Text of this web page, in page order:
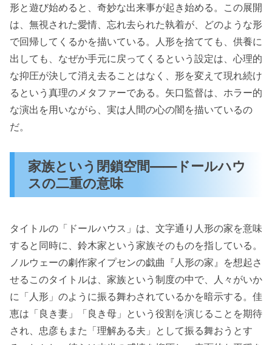
形と遊び始めると、奇妙な出来事が起き始める。この展開
は、無視された愛情、忘れ去られた執着が、どのような形
で回帰してくるかを描いている。人形を捨てても、供養に
出しても、なぜか手元に戻ってくるという設定は、心理的
な抑圧が決して消え去ることはなく、形を変えて現れ続け
るという真理のメタファーである。矢口監督は、ホラー的
な演出を用いながら、実は人間の心の闇を描いているの
だ。
家族という閉鎖空間——ドールハウ
スの二重の意味
タイトルの「ドールハウス」は、文字通り人形の家を意味
すると同時に、鈴木家という家族そのものを指している。
ノルウェーの劇作家イプセンの戯曲『人形の家』を想起さ
せるこのタイトルは、家族という制度の中で、人々がいか
に「人形」のように振る舞わされているかを暗示する。佳
恵は「良き妻」「良き母」という役割を演じることを期待
され、忠彦もまた「理解ある夫」として振る舞おうとす